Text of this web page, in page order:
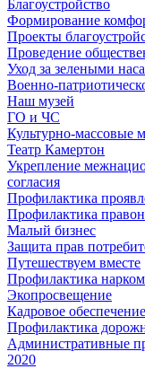
Благоустройство
Формирование
Проекты
Проведение
Уход за зелеными
Военно-
Наш музей
ГО и ЧС
Культурно-массовые
Театр Камертон
Укрепление
согласия
Профилактика
Профилактика
Малый бизнес
Защита прав
Путешествуем вместе
Профилактика
Экопросвещение
Кадровое обеспечение
Профилактика
Административные
2020